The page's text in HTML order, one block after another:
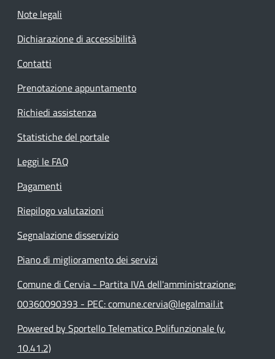
Note legali
Dichiarazione di accessibilità
Contatti
Prenotazione appuntamento
Richiedi assistenza
Statistiche del portale
Leggi le FAQ
Pagamenti
Riepilogo valutazioni
Segnalazione disservizio
Piano di miglioramento dei servizi
Comune di Cervia - Partita IVA dell'amministrazione:
00360090393 - PEC: comune.cervia@legalmail.it
Powered by Sportello Telematico Polifunzionale (v.
10.41.2)